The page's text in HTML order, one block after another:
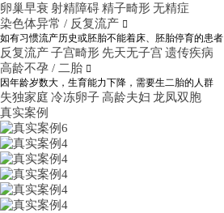
卵巢早衰射精障碍精子畸形 无精症
染色体异常 / 反复流产 
如有习惯流产历史或胚胎不能着床、胚胎停育的患者
反复流产子宫畸形 先天无子宫 遗传疾病
高龄不孕 / 二胎 
因年龄岁数大，生育能力下降，需要生二胎的人群
失独家庭 冷冻卵子高龄夫妇 龙凤双胞
真实案例